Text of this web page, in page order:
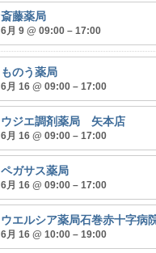
斎藤薬局
6月 9 @ 09:00 – 17:00
ものう薬局
6月 16 @ 09:00 – 17:00
ウジエ調剤薬局 矢本店
6月 16 @ 09:00 – 17:00
ペガサス薬局
6月 16 @ 09:00 – 17:00
ウエルシア薬局石巻赤十字病
6月 16 @ 10:00 – 19:00